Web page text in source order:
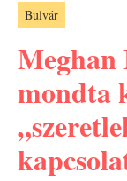
Bulvár
mondta